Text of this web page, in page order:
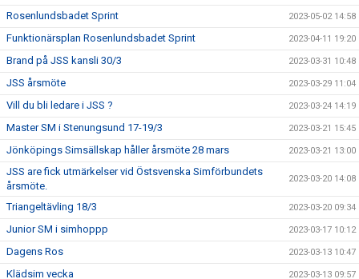
Rosenlundsbadet Sprint 2023-05-02 14:58
Funktionärsplan Rosenlundsbadet Sprint 2023-04-11 19:20
Brand på JSS kansli 30/3 2023-03-31 10:48
JSS årsmöte 2023-03-29 11:04
Vill du bli ledare i JSS ? 2023-03-24 14:19
Master SM i Stenungsund 17-19/3 2023-03-21 15:45
Jönköpings Simsällskap håller årsmöte 28 mars 2023-03-21 13:00
JSS are fick utmärkelser vid Östsvenska Simförbundets
årsmöte.
2023-03-20 14:08
Triangeltävling 18/3 2023-03-20 09:34
Junior SM i simhoppp 2023-03-17 10:12
Dagens Ros 2023-03-13 10:47
Klädsim vecka 2023-03-13 09:57